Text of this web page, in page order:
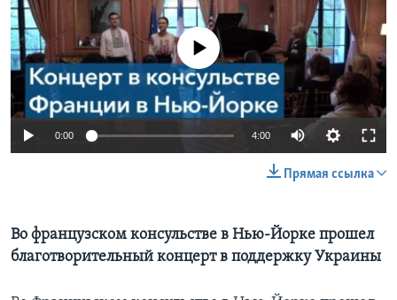
Learning English
СОЦИАЛЬНЫЕ СЕТИ
No media source currently available
0:00 4:00
Прямая ссылка
Во французском консульстве в Нью-Йорке прошел
благотворительный концерт в поддержку Украины